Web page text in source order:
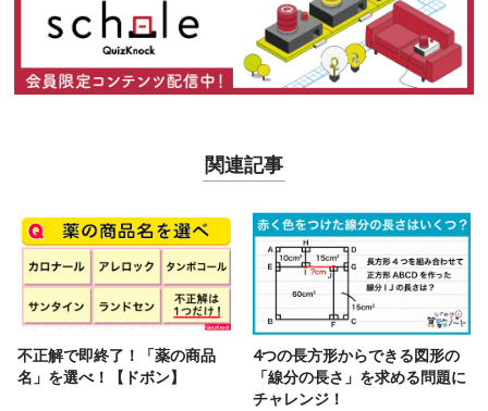
関連記事
不正解で即終了！「薬の商品
名」を選べ！【ドボン】
4つの長方形からできる図形の
「線分の長さ」を求める問題に
チャレンジ！